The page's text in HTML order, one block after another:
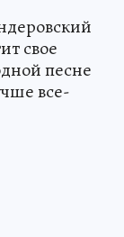
свое
песне
все-